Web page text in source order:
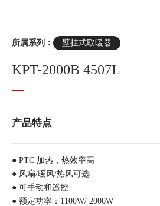
所属系列： 壁挂式取暖器
KPT-2000B 4507L
产品特点
● PTC 加热，热效率高
● 风扇/暖风/热风可选
● 可手动和遥控
● 额定功率：1100W/ 2000W